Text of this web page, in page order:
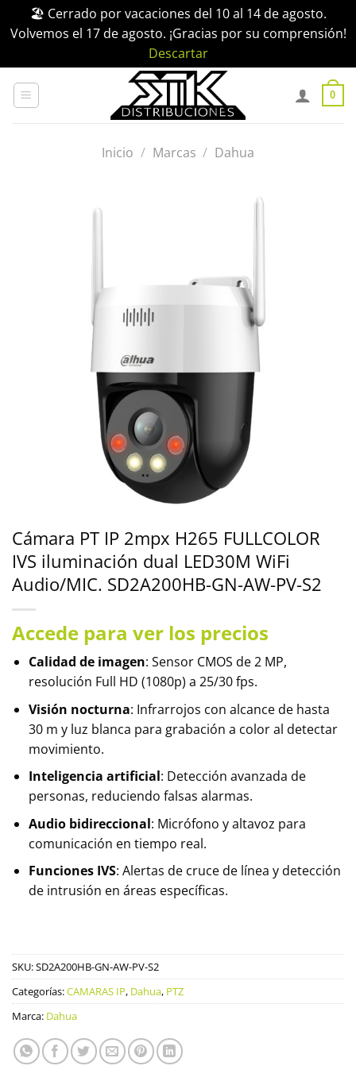
🏖️ Cerrado por vacaciones del 10 al 14 de agosto.
Volvemos el 17 de agosto. ¡Gracias por su comprensión!
Descartar
0
Inicio / Marcas / Dahua
Cámara PT IP 2mpx H265 FULLCOLOR
IVS iluminación dual LED30M WiFi
Audio/MIC. SD2A200HB-GN-AW-PV-S2
Accede para ver los precios
Calidad de imagen: Sensor CMOS de 2 MP,
resolución Full HD (1080p) a 25/30 fps.
Visión nocturna: Infrarrojos con alcance de hasta
30 m y luz blanca para grabación a color al detectar
movimiento.
Inteligencia artificial: Detección avanzada de
personas, reduciendo falsas alarmas.
Audio bidireccional: Micrófono y altavoz para
comunicación en tiempo real.
Funciones IVS: Alertas de cruce de línea y detección
de intrusión en áreas específicas.
SKU:SD2A200HB-GN-AW-PV-S2
Categorías:CAMARAS IP, Dahua, PTZ
Marca: Dahua